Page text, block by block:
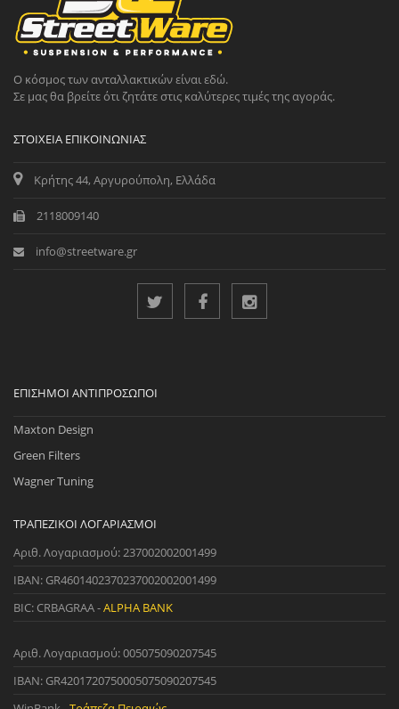
Ο κόσμος των ανταλλακτικών είναι εδώ.
Σε μας θα βρείτε ότι ζητάτε στις καλύτερες τιμές της αγοράς.
ΣΤΟΙΧΕΊΑ ΕΠΙΚΟΙΝΩΝΊΑΣ
Κρήτης 44, Αργυρούπολη, Ελλάδα
2118009140
info@streetware.gr
ΕΠΊΣΗΜΟΙ ΑΝΤΙΠΡΌΣΩΠΟΙ
Maxton Design
Green Filters
Wagner Tuning
ΤΡΑΠΕΖΙΚΟΊ ΛΟΓΑΡΙΑΣΜΟΊ
Αριθ. Λογαριασμού: 237002002001499
IBAN: GR4601402370237002002001499
BIC: CRBAGRAA -ALPHA BANK
Αριθ. Λογαριασμού: 005075090207545
IBAN: GR4201720750005075090207545